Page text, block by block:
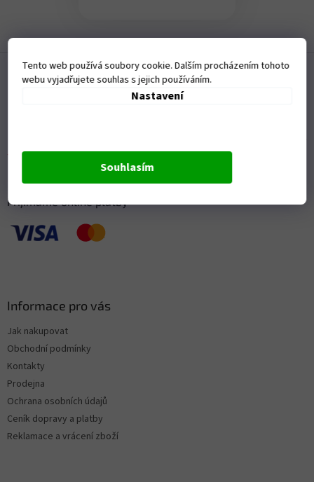
Tento web používá soubory cookie. Dalším procházením tohoto
webu vyjadřujete souhlas s jejich používáním.
Nastavení
Souhlasím
Přijímáme online platby
Informace pro vás
Jak nakupovat
Obchodní podmínky
Kontakty
Prodejna
Ochrana osobních údajů
Ceník dopravy a platby
Reklamace a vrácení zboží